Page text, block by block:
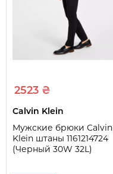
2523 ₴
Calvin Klein
Мужские брюки Calvin
Klein штаны 1161214724
(Черный 30W 32L)